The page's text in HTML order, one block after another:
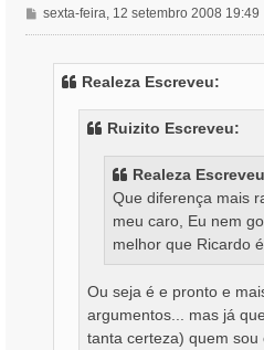
M
e
sexta-feira, 12 setembro 2008 19:49
Realeza Escreveu:
Ruizito Escreveu:
Realeza
Que diferença mais
meu caro, Eu nem
melhor que Ricardo
Ou seja é e pronto e
argumentos... mas já
tanta certeza) quem